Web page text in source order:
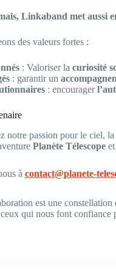
Linkaband met aussi
des valeurs fortes :
: Valoriser la curiosité
: garantir un
: encourager
notre passion pour le ciel,
Planète Télescope
à contact@planete-
est une
qui nous font confiance